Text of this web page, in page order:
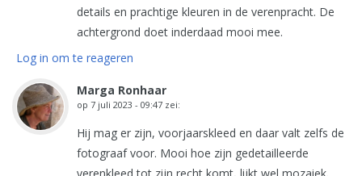
details en prachtige kleuren in de verenpracht. De
achtergrond doet inderdaad mooi mee.
Log in om te reageren
Marga Ronhaar
op 7 juli 2023 - 09:47 zei:
Hij mag er zijn, voorjaarskleed en daar valt zelfs de
fotograaf voor. Mooi hoe zijn gedetailleerde